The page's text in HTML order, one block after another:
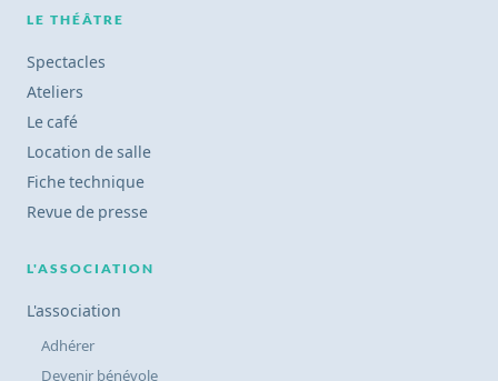
LE THÉÂTRE
Spectacles
Ateliers
Le café
Location de salle
Fiche technique
Revue de presse
L'ASSOCIATION
L'association
Adhérer
Devenir bénévole